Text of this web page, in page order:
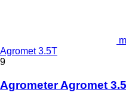
Agromet 3.5T
9
Agrometer Agromet